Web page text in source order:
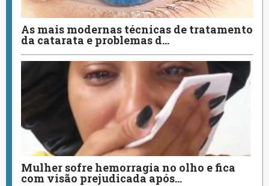
As mais modernas técnicas de tratamento
da catarata e problemas d…
Mulher sofre hemorragia no olho e fica
com visão prejudicada após…